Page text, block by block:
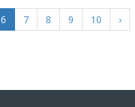
Поточна
сторінка
6 Page
7 Page
8 Page
9 Page
10
›